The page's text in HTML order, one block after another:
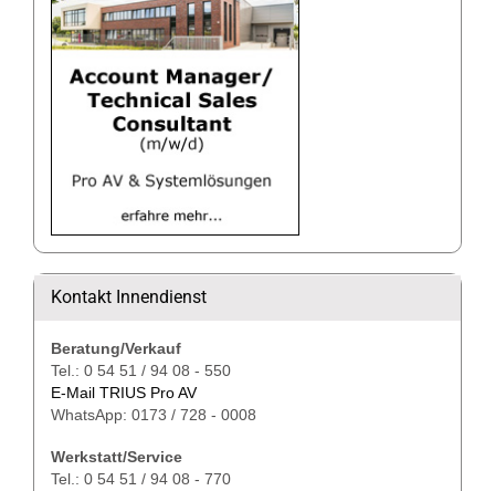
Kontakt Innendienst
Beratung/Verkauf
Tel.: 0 54 51 / 94 08 - 550
E-Mail TRIUS Pro AV
WhatsApp: 0173 / 728 - 0008
Werkstatt/Service
Tel.: 0 54 51 / 94 08 - 770